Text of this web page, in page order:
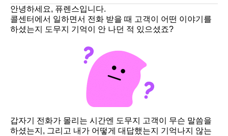
안녕하세요, 퓨렌스입니다.
콜센터에서 일하면서 전화 받을 때 고객이 어떤 이야기를
하셨는지 도무지 기억이 안 나던 적 있으셨죠?
갑자기 전화가 몰리는 시간엔 도무지 고객이 무슨 말씀을
하셨는지, 그리고 내가 어떻게 대답했는지 기억나지 않는